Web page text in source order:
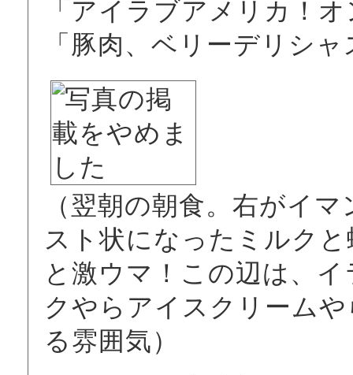
「アイラブアメリカ！
「豚肉、ベリーデリシ
（翌朝の朝食。右がイ
スト状になったミルク
と激ウマ！この辺は、
クやらアイスクリーム
る雰囲気）